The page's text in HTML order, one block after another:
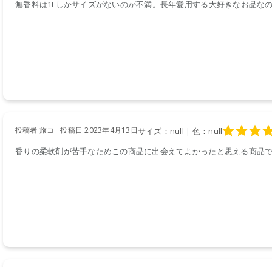
無香料は1Lしかサイズがないのが不満。長年愛用する大好きなお品
投稿者 旅コ 投稿日 2023年4月13日サイズ：null | 色：null
香りの柔軟剤が苦手なためこの商品に出会えてよかったと思える商